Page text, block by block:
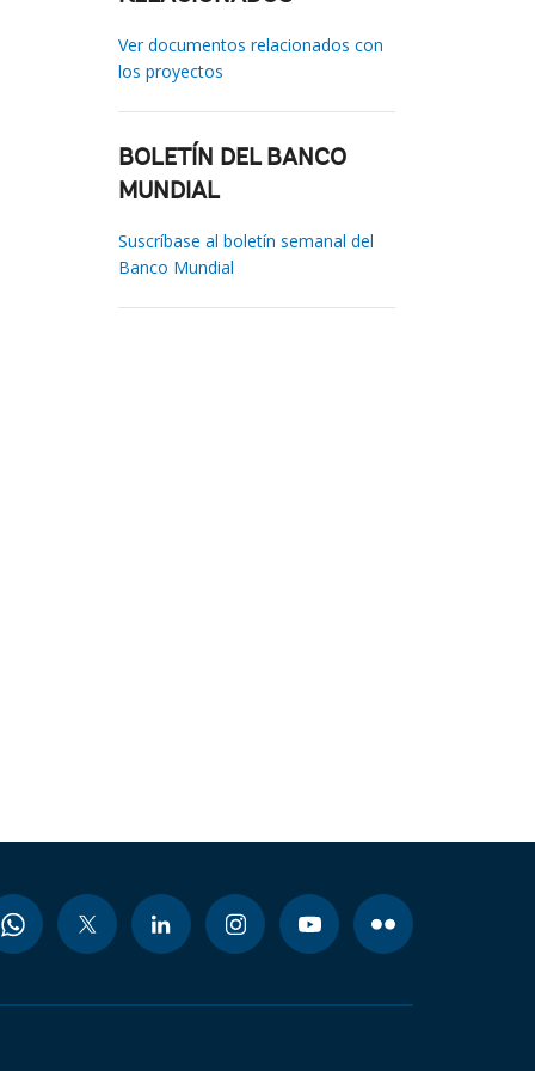
Ver documentos relacionados con
los proyectos
BOLETÍN DEL BANCO
MUNDIAL
Suscríbase al boletín semanal del
Banco Mundial